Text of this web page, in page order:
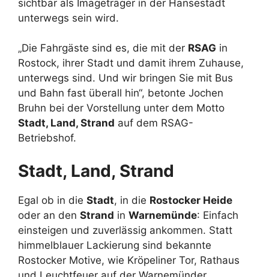
sichtbar als Imageträger in der Hansestadt
unterwegs sein wird.
„Die Fahrgäste sind es, die mit der RSAG in
Rostock, ihrer Stadt und damit ihrem Zuhause,
unterwegs sind. Und wir bringen Sie mit Bus
und Bahn fast überall hin“, betonte Jochen
Bruhn bei der Vorstellung unter dem Motto
Stadt, Land, Strand auf dem RSAG-
Betriebshof.
Stadt, Land, Strand
Egal ob in die Stadt, in die Rostocker Heide
oder an den Strand in Warnemünde: Einfach
einsteigen und zuverlässig ankommen. Statt
himmelblauer Lackierung sind bekannte
Rostocker Motive, wie Kröpeliner Tor, Rathaus